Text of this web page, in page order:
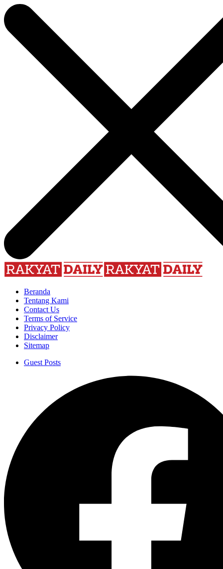
Beranda
Tentang Kami
Contact Us
Terms of Service
Privacy Policy
Disclaimer
Sitemap
Guest Posts